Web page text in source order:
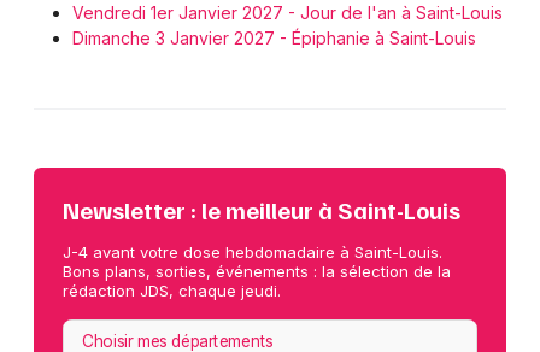
Vendredi 1er Janvier 2027 - Jour de l'an à Saint-Louis
Dimanche 3 Janvier 2027 - Épiphanie à Saint-Louis
Newsletter : le meilleur à Saint-Louis
J-4 avant votre dose hebdomadaire à Saint-Louis.
Bons plans, sorties, événements : la sélection de la
rédaction JDS, chaque jeudi.
Choisir mes départements